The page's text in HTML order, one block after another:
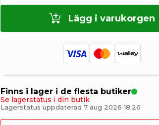
Lägg i varukorgen
Finns i lager i de flesta butiker
Se lagerstatus i din butik
Lagerstatus uppdaterad 7 aug 2026 18:26